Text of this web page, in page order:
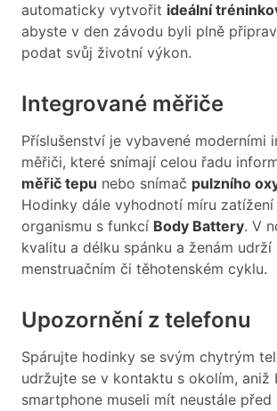
automaticky vytvořit ideální
abyste v den závodu byli plně
podat svůj životní výkon.
Integrované měřiče
Příslušenství je vybavené moderními
měřiči, které snímají celou řadu
měřič tepu nebo snímač pulzního
Hodinky dále vyhodnotí míru zatížení
organismu s funkcí Body Battery. V
kvalitu a délku spánku a ženám
menstruačním či těhotenském cyklu.
Upozornění z telefonu
Spárujte hodinky se svým chytrým
udržujte se v kontaktu s okolím, aniž
smartphone museli mít neustále před